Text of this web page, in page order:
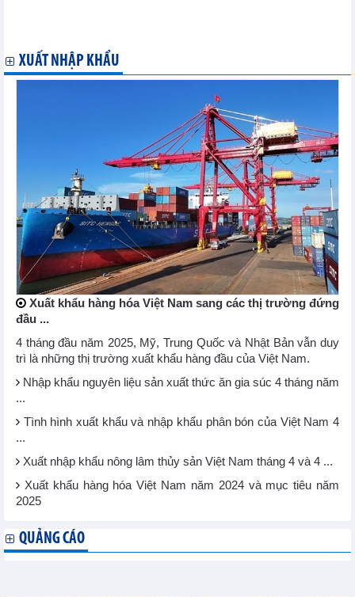
XUẤT NHẬP KHẨU
Xuất khẩu hàng hóa Việt Nam sang các thị trường đứng
đầu ...
4 tháng đầu năm 2025, Mỹ, Trung Quốc và Nhật Bản vẫn duy
trì là những thị trường xuất khẩu hàng đầu của Việt Nam.
Nhập khẩu nguyên liệu sản xuất thức ăn gia súc 4 tháng năm
...
Tình hình xuất khẩu và nhập khẩu phân bón của Việt Nam 4
...
Xuất nhập khẩu nông lâm thủy sản Việt Nam tháng 4 và 4 ...
Xuất khẩu hàng hóa Việt Nam năm 2024 và mục tiêu năm
2025
QUẢNG CÁO